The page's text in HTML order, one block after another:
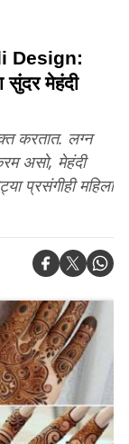
Design:
सुंदर मेहंदी
करतात. लग्न
असो, मेहंदी
प्रसंगीही महिला